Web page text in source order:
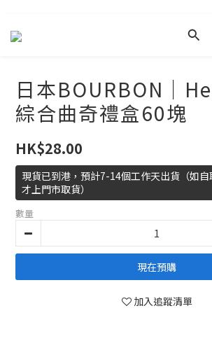
日本BOURBON｜
綜合曲奇禮盒60塊
HK$28.00
現貨已到港，預計7-14個工作天出貨（如
才上門市取貨）
數量
現在預購
加入追蹤清單